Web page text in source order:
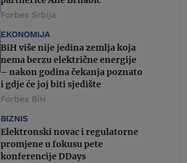
Forbes Srbija
EKONOMIJA
BiH više nije jedina zemlja koja
nema berzu električne energije
– nakon godina čekanja poznato
i gdje će joj biti sjedište
Forbes BiH
BIZNIS
Elektronski novac i regulatorne
promjene u fokusu pete
konferencije DDays